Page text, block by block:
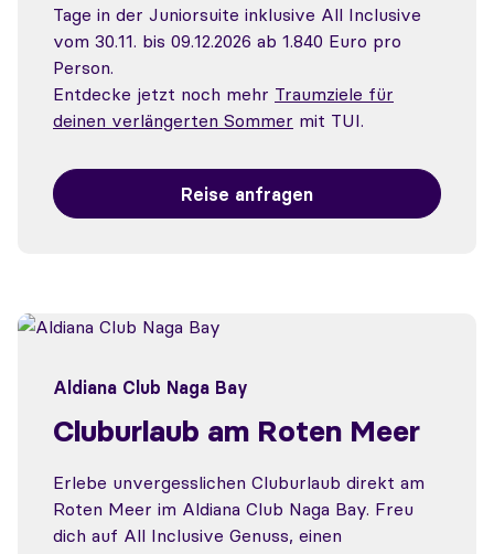
Tage in der Juniorsuite inklusive All Inclusive
vom 30.11. bis 09.12.2026 ab 1.840 Euro pro
Person.
Entdecke jetzt noch mehr Traumziele für
deinen verlängerten Sommer mit TUI.
Reise anfragen
Aldiana Club Naga Bay
Cluburlaub am Roten Meer
Erlebe unvergesslichen Cluburlaub direkt am
Roten Meer im Aldiana Club Naga Bay. Freu
dich auf All Inclusive Genuss, einen